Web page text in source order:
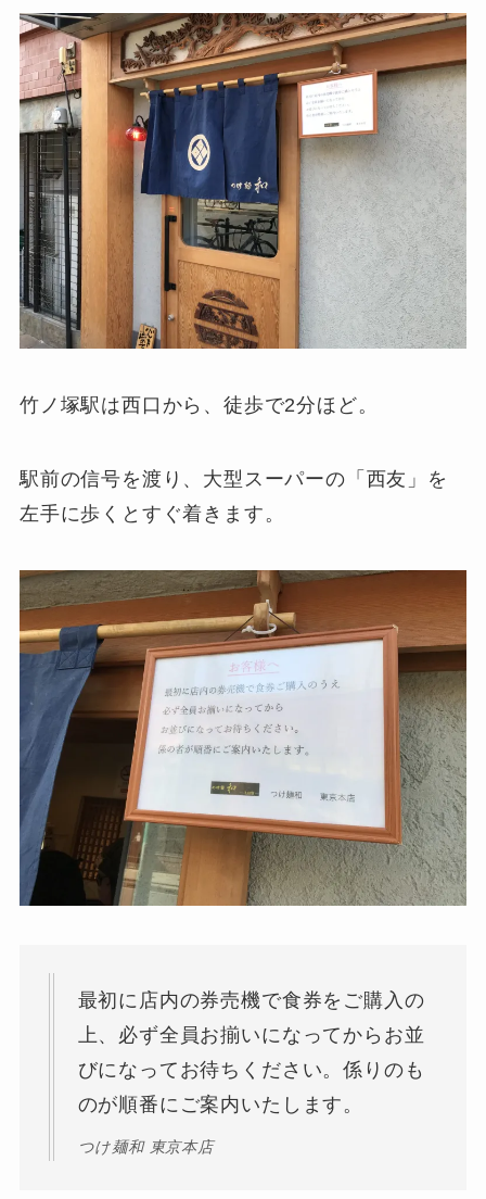
竹ノ塚駅は西口から、徒歩で2分ほど。
駅前の信号を渡り、大型スーパーの「西友」を
左手に歩くとすぐ着きます。
最初に店内の券売機で食券をご購入の
上、必ず全員お揃いになってからお並
びになってお待ちください。係りのも
のが順番にご案内いたします。
つけ麺和 東京本店